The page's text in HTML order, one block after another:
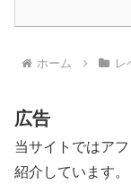
ホーム レ
広告
当サイトではア
紹介しています。